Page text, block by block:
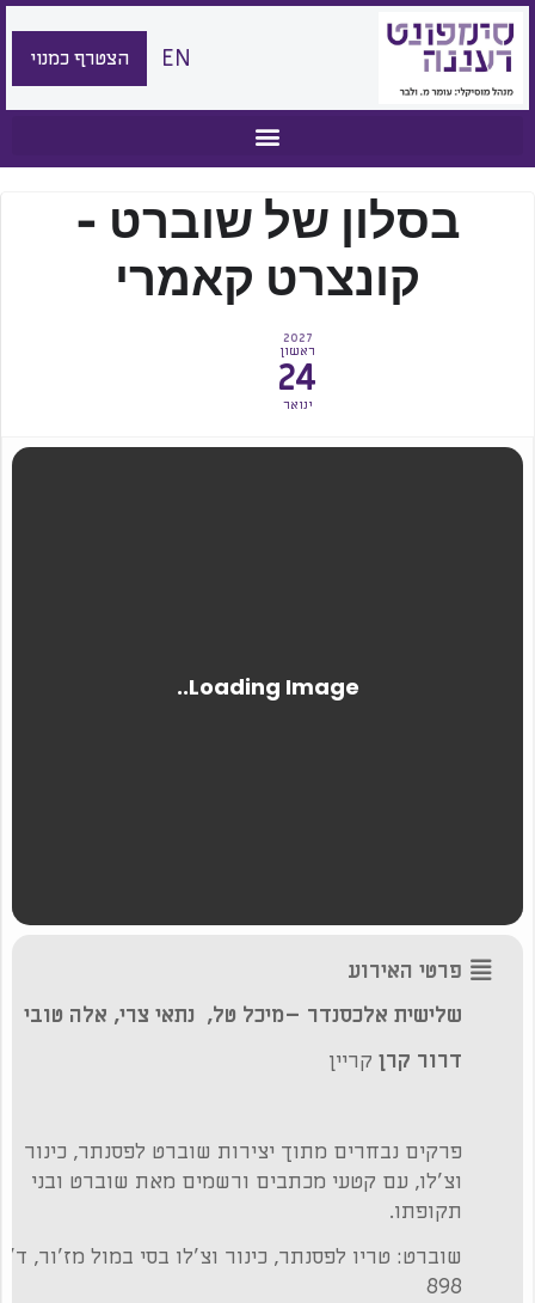
EN הצטרף כמנוי
בסלון של שוברט -
קונצרט קאמרי
2027
ראשון
24
ינואר
פרטי האירוע
שלישית אלכסנדר –מיכל טל, נתאי צרי, אלה טובי
דרור קרן קריין
פרקים נבחרים מתוך יצירות שוברט לפסנתר, כינור
וצ'לו, עם קטעי מכתבים ורשמים מאת שוברט ובני
תקופתו.
שוברט: טריו לפסנתר, כינור וצ'לו בסי במול מז'ור, ד'
898